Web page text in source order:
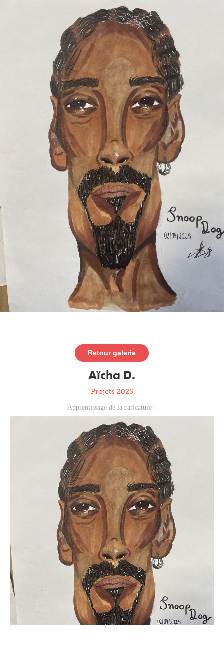
Retour galerie
Aïcha D.
Projets 2025
Apprentissage de la caricature !